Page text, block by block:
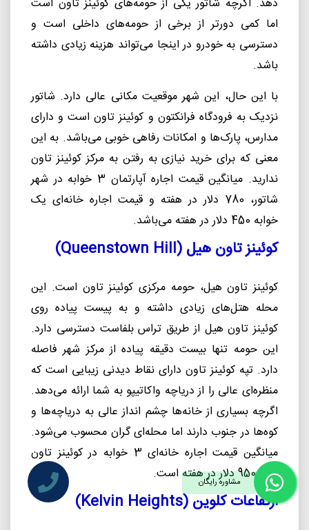
دهد. اگرچه شاتور یکی از حومه‌های کوئینز ‌تاون است
اما کمی دورتر از برخی از حومه‌های داخلی است و
دسترسی به خودرو در اینجا می‌تواند هزینه زیادی داشته
باشد.
با این حال، این شهر موقعیت مکانی عالی دارد. شاتور
نزدیک به فرودگاه فرانکتون و کوئینز ‌تاون است و دارای
مدارس، پارک‌ها و امکانات رفاهی خوبی می‌باشد. به این
معنی که برای خرید نیازی به رفتن به مرکز کوئینز تاون
ندارید.
میانگین قیمت اجاره آپارتمان 3 خوابه در شهر
شاتور، 780 دلار در هفته و قیمت اجاره خانه‌ای یک
خوابه 450 دلار در هفته می‌باشد
.
کوئینز تاون هیل (Queenstown Hill
)
کوئینز تاون هیل، حومه مرکزی کوئینز تاون است. این
محله هتل‌های زیادی داشته و به پیست پیاده روی
کوئینز تاون هیل از طریق تراس بلفاست دسترسی دارد.
این حومه تنها بیست دقیقه پیاده از مرکز شهر فاصله
دارد. تپه کوئینز تاون دارای نقاط دیدنی زیبایی است که
منظره‌ای عالی را از دریاچه واکاتیپو به شما ارائه می‌دهد.
اگرچه بسیاری از خانه‌ها چشم‌ انداز عالی به دریاچه‌ها و
کوه‌ها در جنوب دارند اما محله‌ای گران محسوب می‌شود.
میانگین قیمت اجاره خانه‌ای 3 خوابه در کوئینز تاون
هیل 950 دلار در هفته است
.
ارتفاعات کلوین (Kelvin Heights
)
مشاوره رایگان